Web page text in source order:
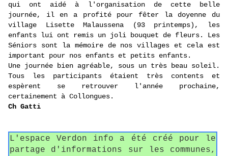
qui ont aidé à l'organisation de cette belle
journée, il en a profité pour fêter la doyenne du
village Lisette Malaussena (93 printemps), les
enfants lui ont remis un joli bouquet de fleurs. Les
Séniors sont la mémoire de nos villages et cela est
important pour nos enfants et petits enfants.
Une journée bien agréable, sous un très beau soleil.
Tous les participants étaient très contents et
espèrent se retrouver l'année prochaine,
certainement à Collongues.
Ch Gatti
L'espace Verdon info a été créé pour le
partage d'informations sur les communes,